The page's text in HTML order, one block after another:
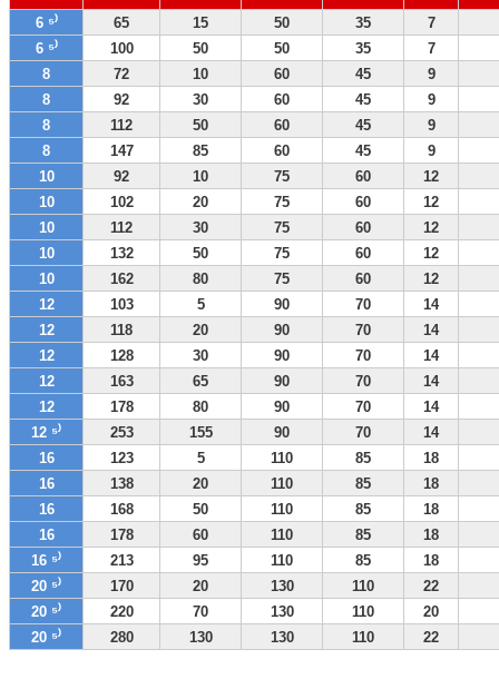
6 ⁵⁾
65 15 50 35
7
6 ⁵⁾
100 50 50 35
7
8
72 10 60 45
9
8
92 30 60 45
9
8
112 50 60 45
9
8
147 85 60 45
9
10
92 10 75 60
12
10
102 20 75 60
12
10
112 30 75 60
12
10
132 50 75 60
12
10
162 80 75 60
12
12
103 5 90 70
14
12
118 20 90 70
14
12
128 30 90 70
14
12
163 65 90 70
14
12
178 80 90 70
14
12 ⁵⁾
253 155 90 70
14
16
123 5 110 85
18
16
138 20 110 85
18
16
168 50 110 85
18
16
178 60 110 85
18
16 ⁵⁾
213 95 110 85
18
20 ⁵⁾
170 20 130 110
22
20 ⁵⁾
220 70 130 110
20
20 ⁵⁾
280 130 130 110 22